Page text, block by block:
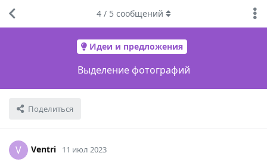
Идеи и предложения
Выделение фотографий
Поделиться
4/ 5 сообщений
V Ventri 11 июл 2023